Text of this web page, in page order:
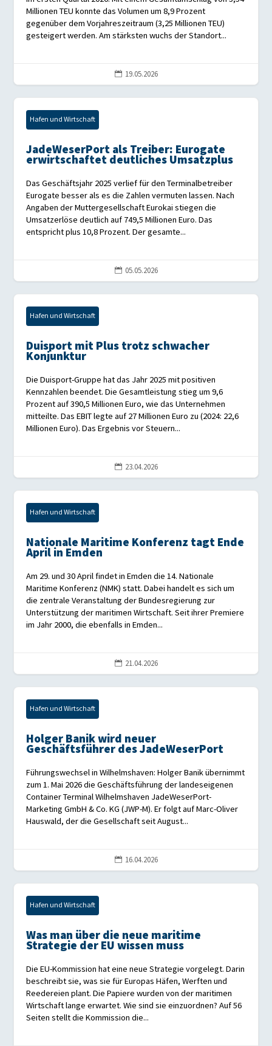
Millionen TEU konnte das Volumen um 8,9 Prozent
gegenüber dem Vorjahreszeitraum (3,25 Millionen TEU)
gesteigert werden. Am stärksten wuchs der Standort...
 19.05.2026
Hafen und Wirtschaft
JadeWeserPort als Treiber: Eurogate
erwirtschaftet deutliches Umsatzplus
Das Geschäftsjahr 2025 verlief für den Terminalbetreiber
Eurogate besser als es die Zahlen vermuten lassen. Nach
Angaben der Muttergesellschaft Eurokai stiegen die
Umsatzerlöse deutlich auf 749,5 Millionen Euro. Das
entspricht plus 10,8 Prozent. Der gesamte...
 05.05.2026
Hafen und Wirtschaft
Duisport mit Plus trotz schwacher
Konjunktur
Die Duisport-Gruppe hat das Jahr 2025 mit positiven
Kennzahlen beendet. Die Gesamtleistung stieg um 9,6
Prozent auf 390,5 Millionen Euro, wie das Unternehmen
mitteilte. Das EBIT legte auf 27 Millionen Euro zu (2024: 22,6
Millionen Euro). Das Ergebnis vor Steuern...
 23.04.2026
Hafen und Wirtschaft
Nationale Maritime Konferenz tagt Ende
April in Emden
Am 29. und 30 April findet in Emden die 14. Nationale
Maritime Konferenz (NMK) statt. Dabei handelt es sich um
die zentrale Veranstaltung der Bundesregierung zur
Unterstützung der maritimen Wirtschaft. Seit ihrer Premiere
im Jahr 2000, die ebenfalls in Emden...
 21.04.2026
Hafen und Wirtschaft
Holger Banik wird neuer
Geschäftsführer des JadeWeserPort
Führungswechsel in Wilhelmshaven: Holger Banik übernimmt
zum 1. Mai 2026 die Geschäftsführung der landeseigenen
Container Terminal Wilhelmshaven JadeWeserPort-
Marketing GmbH & Co. KG (JWP-M). Er folgt auf Marc-Oliver
Hauswald, der die Gesellschaft seit August...
 16.04.2026
Hafen und Wirtschaft
Was man über die neue maritime
Strategie der EU wissen muss
Die EU-Kommission hat eine neue Strategie vorgelegt. Darin
beschreibt sie, was sie für Europas Häfen, Werften und
Reedereien plant. Die Papiere wurden von der maritimen
Wirtschaft lange erwartet. Wie sind sie einzuordnen? Auf 56
Seiten stellt die Kommission die...